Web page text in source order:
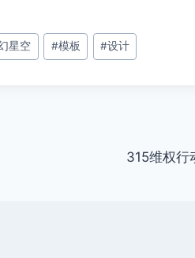
星空 #模板 #设计
315维权行